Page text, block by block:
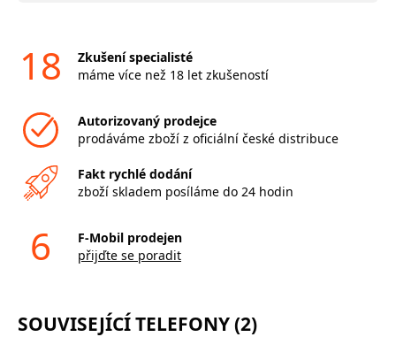
18
Zkušení specialisté
máme více než 18 let zkušeností
Autorizovaný prodejce
prodáváme zboží z oficiální české distribuce
Fakt rychlé dodání
zboží skladem posíláme do 24 hodin
6
F-Mobil prodejen
přijďte se poradit
SOUVISEJÍCÍ TELEFONY (2)